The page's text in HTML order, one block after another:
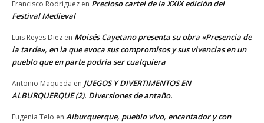
Francisco Rodriguez en Precioso cartel de la XXIX edición del
Festival Medieval
Luis Reyes Diez en Moisés Cayetano presenta su obra «Presencia de
la tarde», en la que evoca sus compromisos y sus vivencias en un
pueblo que en parte podría ser cualquiera
Antonio Maqueda en JUEGOS Y DIVERTIMENTOS EN
ALBURQUERQUE (2). Diversiones de antaño.
Eugenia Telo en Alburquerque, pueblo vivo, encantador y con